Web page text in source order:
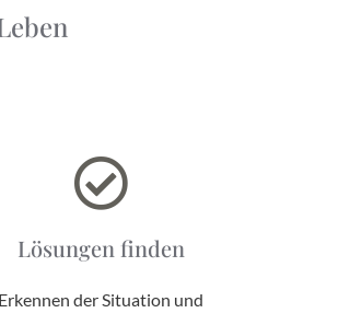
Lösungen finden
Erkennen der Situation und